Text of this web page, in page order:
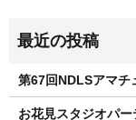
第67回NDLSアマチ
お花見スタジオパー